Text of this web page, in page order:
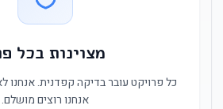
מצוינות בכל
כל פרויקט עובר בדיקה קפדנית.
אנחנו רוצים מושלם.